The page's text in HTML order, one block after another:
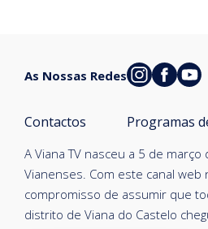
A Viana TV nasceu a 5 de
Vianenses. Com este canal web
compromisso de assumir que
distrito de Viana do Castelo
Contactos Programas
As Nossas Redes